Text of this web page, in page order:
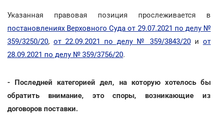
Указанная правовая позиция прослеживается в
постановлениях Верховного Суда от 29.07.2021 по делу №
359/3250/20, от 22.09.2021 по делу № 359/3843/20 и от
28.09.2021 по делу № 359/3756/20.
- Последней категорией дел, на которую хотелось бы
обратить внимание, это споры, возникающие из
договоров поставки.